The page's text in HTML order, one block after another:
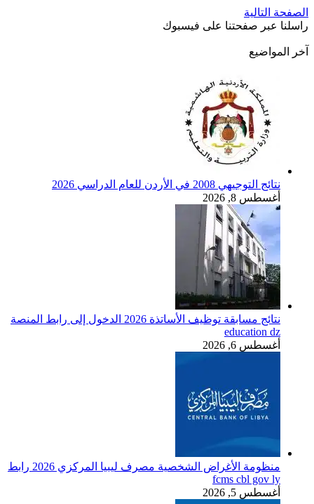
الصفحة التالية
راسلنا عبر صفحتنا على فيسبوك
آخر المواضيع
نتائج التوجيهي 2008 في الأردن للعام الدراسي 2026
أغسطس 8, 2026
نتائج مسابقة توظيف الأساتذة 2026 الدخول إلى رابط المنصة
education dz
أغسطس 6, 2026
منظومة الأغراض الشخصية مصرف ليبيا المركزي 2026 رابط
fcms cbl gov ly
أغسطس 5, 2026